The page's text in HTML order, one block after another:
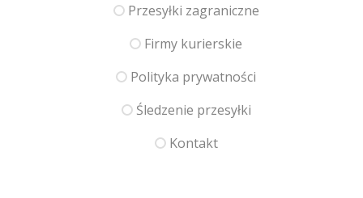
Przesyłki zagraniczne
Firmy kurierskie
Polityka prywatności
Śledzenie przesyłki
Kontakt